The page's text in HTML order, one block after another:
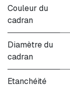
Couleur du
cadran
Diamètre du
cadran
Etanchéité